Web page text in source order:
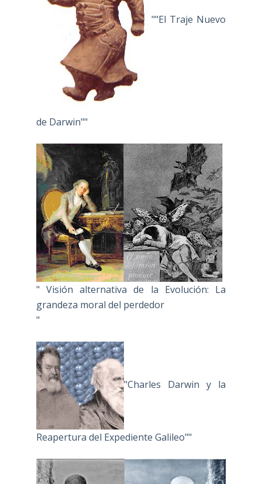
""El Traje Nuevo
de Darwin""
" Visión alternativa de la Evolución: La
grandeza moral del perdedor
"
"Charles Darwin y la
Reapertura del Expediente Galileo""